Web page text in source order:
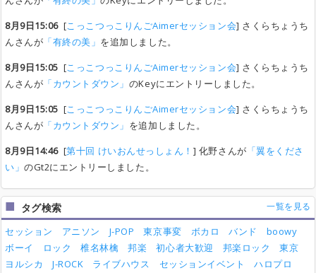
8月9日15:06[こっこつっこりんごAimerセッション会] さくらちょうち
んさんが 「有終の美」 を追加しました。
8月9日15:05 [こっこつっこりんごAimerセッション会] さくらちょうち
んさんが 「カウントダウン」 のKeyにエントリーしました。
8月9日15:05 [こっこつっこりんごAimerセッション会] さくらちょうち
んさんが 「カウントダウン」 を追加しました。
8月9日14:46[第十回 けいおんせっしょん！ ] 化野さんが 「翼をくださ
い」のGt2にエントリーしました。
タグ検索 一覧を見る
セッション アニソン J-POP 東京事変 ボカロ バンド
boowy
ボーイ
ロック 椎名林檎 邦楽 初心者大歓迎 邦楽ロック
東京
ヨルシカ
J-ROCK ライブハウス セッションイベント
ハロプロ